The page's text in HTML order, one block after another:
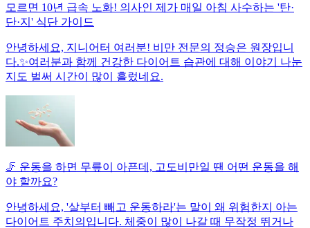
모르면 10년 급속 노화! 의사인 제가 매일 아침 사수하는 '탄·
단·지' 식단 가이드
안녕하세요, 지니어터 여러분! 비만 전문의 정승은 원장입니
다.✨여러분과 함께 건강한 다이어트 습관에 대해 이야기 나눈
지도 벌써 시간이 많이 흘렀네요.
🦵 운동을 하면 무릎이 아픈데, 고도비만일 땐 어떤 운동을 해
야 할까요?
안녕하세요, '살부터 빼고 운동하라'는 말이 왜 위험한지 아는
다이어트 주치의입니다. 체중이 많이 나갈 때 무작정 뛰거나